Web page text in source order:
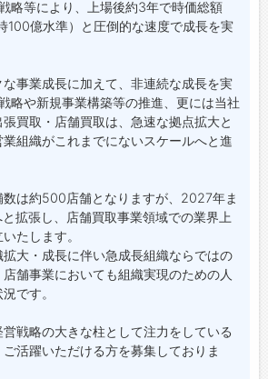
略等により、上場後約3年で時価総額
100億水準）と圧倒的な速度で成長を実
事業成長に加えて、非連続な成長を実
略や新規事業構築等の推進、更には当社
買取・店舗買取は、急速な拠点拡大と
業組織がこれまでにないスケールへと進
は約500店舗となりますが、2027年ま
拡張し、店舗買取事業領域での業界上
たします。
大・成長に伴い急成長組織ならではの
舗事業においても組織実現のための人
です。
戦略の大きな柱として注力をしている
活躍いただける方を募集しておりま